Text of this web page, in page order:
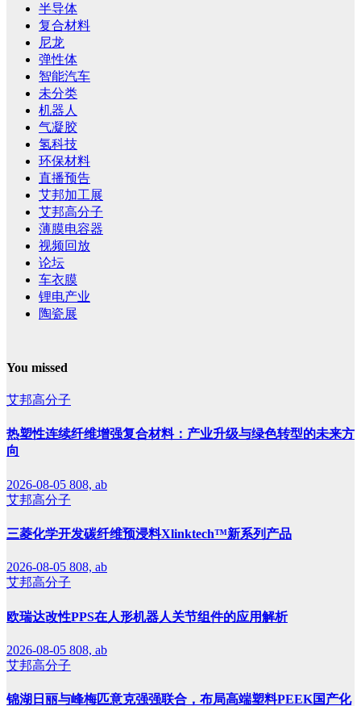
半导体
复合材料
尼龙
弹性体
智能汽车
未分类
机器人
气凝胶
氢科技
环保材料
直播预告
艾邦加工展
艾邦高分子
薄膜电容器
视频回放
论坛
车衣膜
锂电产业
陶瓷展
You missed
艾邦高分子
热塑性连续纤维增强复合材料：产业升级与绿色转型的未来方
向
2026-08-05 808, ab
艾邦高分子
三菱化学开发碳纤维预浸料Xlinktech™新系列产品
2026-08-05 808, ab
艾邦高分子
欧瑞达改性PPS在人形机器人关节组件的应用解析
2026-08-05 808, ab
艾邦高分子
锦湖日丽与峰梅匹意克强强联合，布局高端塑料PEEK国产化